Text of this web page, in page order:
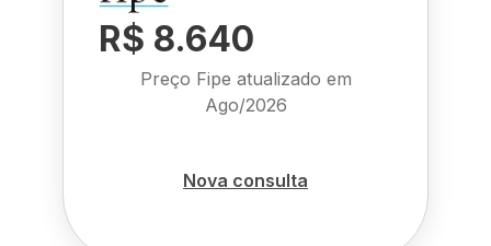
R$ 8.640
Preço Fipe atualizado em
Ago/2026
Nova consulta